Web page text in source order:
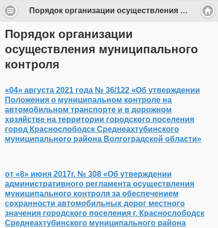
Порядок организации осуществления муниципального контроля - k.slobodsk
Порядок организации
осуществления муниципального
контроля
«04» августа 2021 года № 36/122 «Об утверждении
Положения о муниципальном контроле на
автомобильном транспорте и в дорожном
хозяйстве на территории городского поселения
город Краснослободск Среднеахтубинского
муниципального района Волгоградской области»
от «8» июня 2017г. № 308 «Об утверждении
административного регламента осуществления
муниципального контроля за обеспечением
сохранности автомобильных дорог местного
значения городского поселения г. Краснослободск
Среднеахтубинского муниципального района